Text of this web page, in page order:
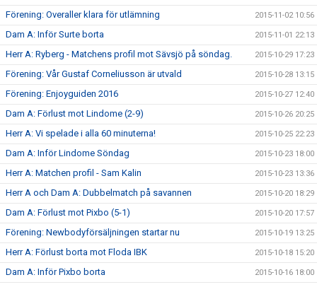
Förening: Overaller klara för utlämning 2015-11-02 10:56
Dam A: Inför Surte borta 2015-11-01 22:13
Herr A: Ryberg - Matchens profil mot Sävsjö på söndag. 2015-10-29 17:23
Förening: Vår Gustaf Corneliusson är utvald 2015-10-28 13:15
Förening: Enjoyguiden 2016 2015-10-27 12:40
Dam A: Förlust mot Lindome (2-9) 2015-10-26 20:25
Herr A: Vi spelade i alla 60 minuterna! 2015-10-25 22:23
Dam A: Inför Lindome Söndag 2015-10-23 18:00
Herr A: Matchen profil - Sam Kalin 2015-10-23 13:36
Herr A och Dam A: Dubbelmatch på savannen 2015-10-20 18:29
Dam A: Förlust mot Pixbo (5-1) 2015-10-20 17:57
Förening: Newbodyförsäljningen startar nu 2015-10-19 13:25
Herr A: Förlust borta mot Floda IBK 2015-10-18 15:20
Dam A: Inför Pixbo borta 2015-10-16 18:00